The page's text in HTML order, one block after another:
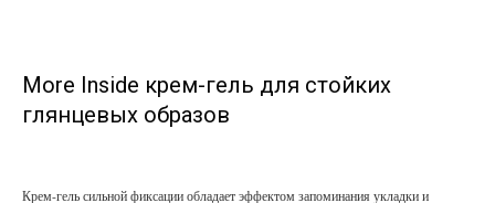
More Inside крем-гель для стойких
глянцевых образов
Крем-гель сильной фиксации обладает эффектом запоминания укладки и